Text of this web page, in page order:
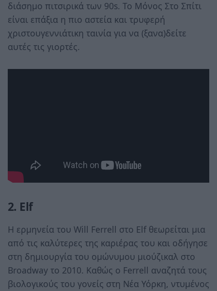
διάσημο πιτσιρικά των 90s. Το Μόνος Στο Σπίτι
είναι επάξια η πιο αστεία και τρυφερή
χριστουγεννιάτικη ταινία για να (ξανα)δείτε
αυτές τις γιορτές.
2. Elf
Η ερμηνεία του Will Ferrell στο Elf θεωρείται μια
από τις καλύτερες της καριέρας του και οδήγησε
στη δημιουργία του ομώνυμου μιούζικαλ στο
Broadway το 2010. Καθώς ο Ferrell αναζητά τους
βιολογικούς του γονείς στη Νέα Υόρκη, ντυμένος